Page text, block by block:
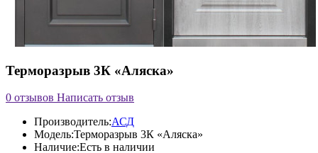
Терморазрыв 3К «Аляска»
0 отзывов Написать отзыв
Производитель:АСД
Модель:Терморазрыв 3К «Аляска»
Наличие:Есть в наличии